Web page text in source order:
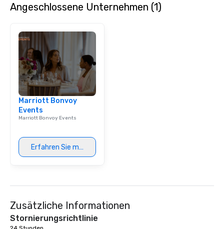
Angeschlossene Unternehmen (1)
Marriott Bonvoy
Events
Marriott Bonvoy Events
Erfahren Sie mehr
Zusätzliche Informationen
Stornierungsrichtlinie